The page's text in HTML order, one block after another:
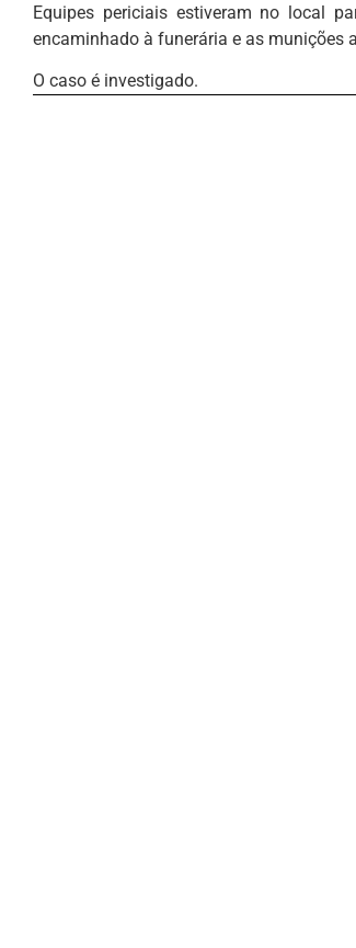
Equipes periciais estiveram no local
encaminhado à funerária e as munições
O caso é investigado.